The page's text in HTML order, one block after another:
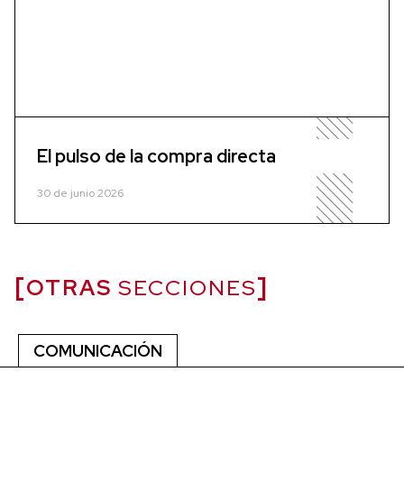
El pulso de la compra directa
30 de junio 2026
OTRAS SECCIONES
COMUNICACIÓN